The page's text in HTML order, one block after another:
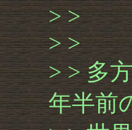
> >
> >
> > 多
年半前